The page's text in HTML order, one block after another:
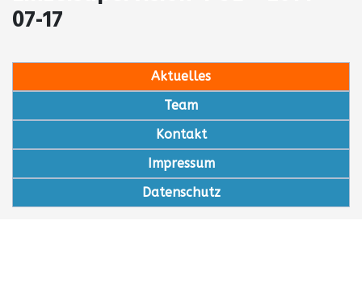
07-17
Aktuelles
Team
Kontakt
Impressum
Datenschutz